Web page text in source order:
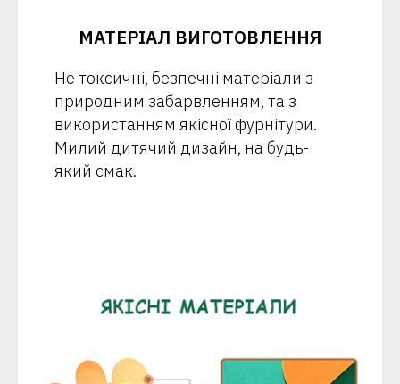
МАТЕРІАЛ ВИГОТОВЛЕННЯ
Не токсичні, безпечні матеріали з
природним забарвленням, та з
використанням якісної фурнітури.
Милий дитячий дизайн, на будь-
який смак.